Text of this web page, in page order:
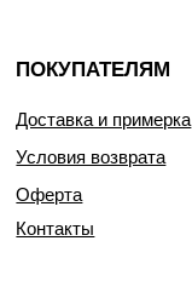
ПОКУПАТЕЛЯМ
Доставка и примерка
Условия возврата
Оферта
Контакты